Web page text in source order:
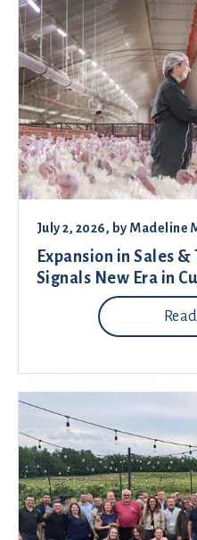
July 2, 2026, by Madeline
Expansion in Sales &
Signals New Era in